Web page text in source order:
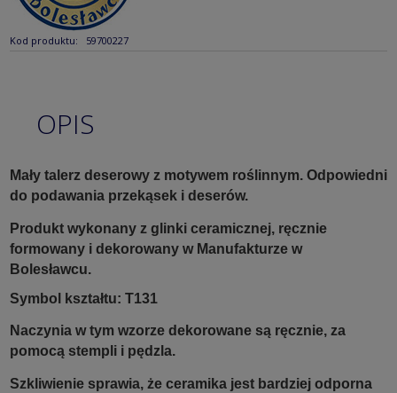
Kod produktu: 59700227
OPIS
Mały talerz deserowy z motywem roślinnym. Odpowiedni
do podawania przekąsek i deserów.
Produkt wykonany z glinki ceramicznej, ręcznie
formowany i dekorowany w Manufakturze w
Bolesławcu.
Symbol kształtu: T131
Naczynia w tym wzorze dekorowane są ręcznie, za
pomocą stempli i pędzla.
Szkliwienie sprawia, że ceramika jest bardziej odporna